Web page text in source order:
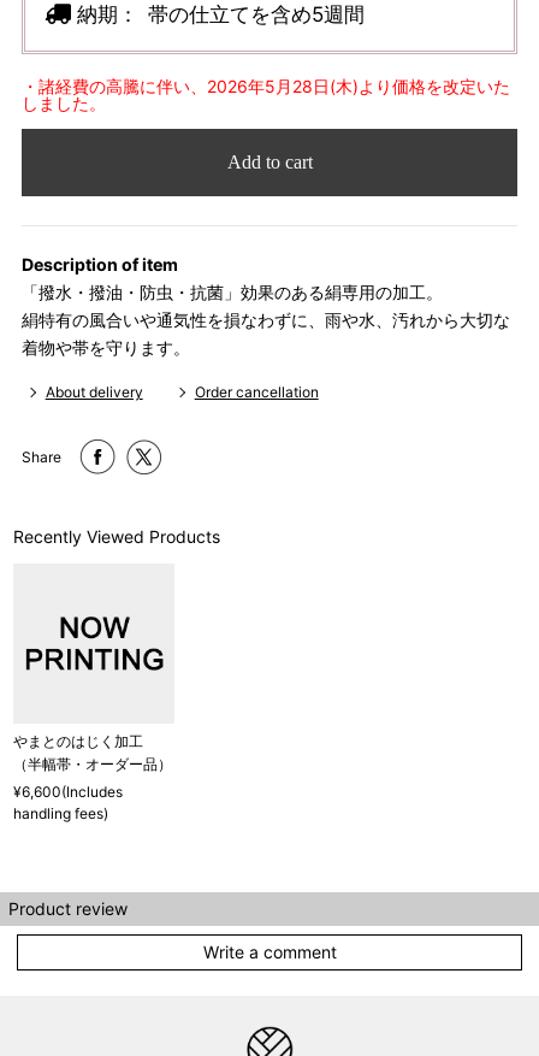
納期： 帯の仕立てを含め5週間
・諸経費の高騰に伴い、2026年5月28日(木)より価格を改定いた
しました。
Add to cart
Description of item
「撥水・撥油・防虫・抗菌」効果のある絹専用の加工。
絹特有の風合いや通気性を損なわずに、雨や水、汚れから大切な
着物や帯を守ります。
About delivery Order cancellation
Share
Recently Viewed Products
やまとのはじく加工
（半幅帯・オーダー品）
¥6,600(Includes
handling fees)
Product review
Write a comment